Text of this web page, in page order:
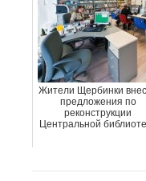
Жители Щербинки
предложения по
реконструкции
Центральной